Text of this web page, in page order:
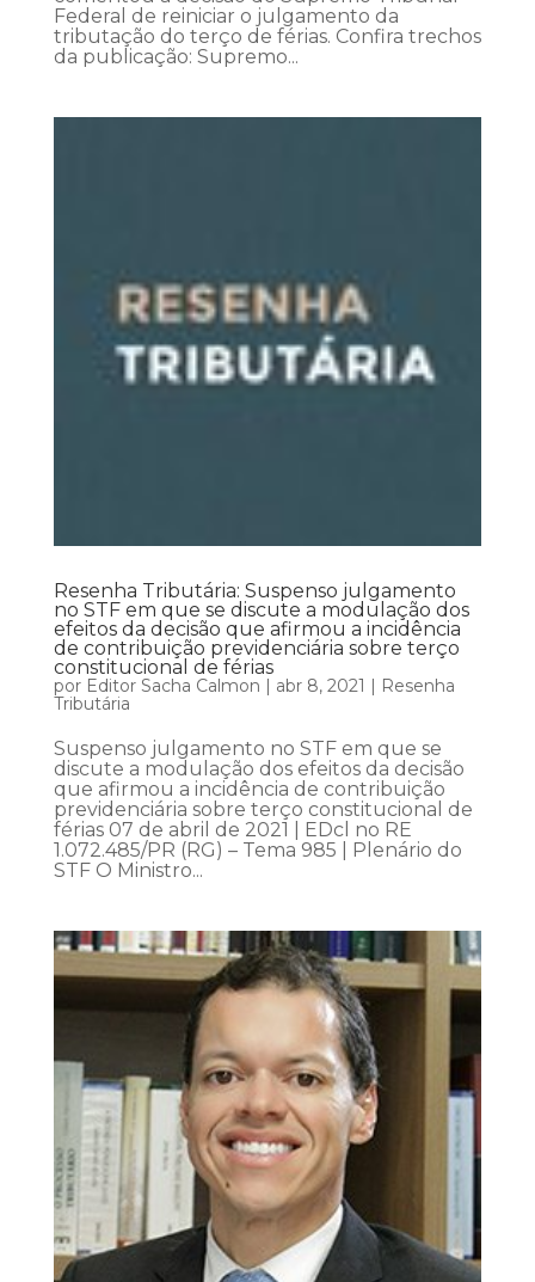
Federal de reiniciar o julgamento da
tributação do terço de férias. Confira trechos
da publicação: Supremo...
Resenha Tributária: Suspenso julgamento
no STF em que se discute a modulação dos
efeitos da decisão que afirmou a incidência
de contribuição previdenciária sobre terço
constitucional de férias
por Editor Sacha Calmon | abr 8, 2021 | Resenha
Tributária
Suspenso julgamento no STF em que se
discute a modulação dos efeitos da decisão
que afirmou a incidência de contribuição
previdenciária sobre terço constitucional de
férias 07 de abril de 2021 | EDcl no RE
1.072.485/PR (RG) – Tema 985 | Plenário do
STF O Ministro...